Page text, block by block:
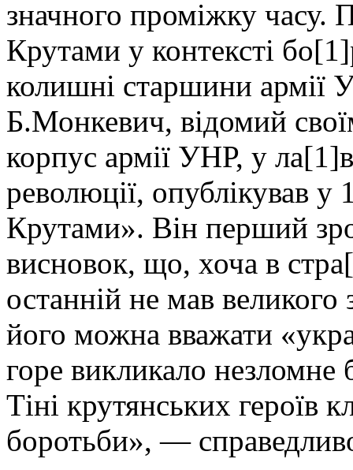
значного проміжку
Крутами у контексті
колишні старшини армії
Б.Монкевич, відомий
корпус армії УНР, у
революції, опублікував у
Крутами». Він перший
висновок, що, хоча в
останній не мав
його можна вважати
горе викликало
Тіні крутянських героїв
боротьби», —